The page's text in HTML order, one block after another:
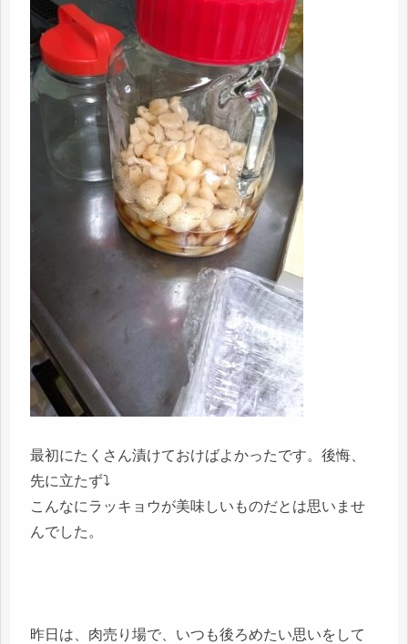
最初にたくさん漬けておけばよかったです。後悔、
先に立たず⤵
こんなにラッキョウが美味しいものだとは思いませ
んでした。
昨日は、肉売り場で、いつも後ろめたい思いをして